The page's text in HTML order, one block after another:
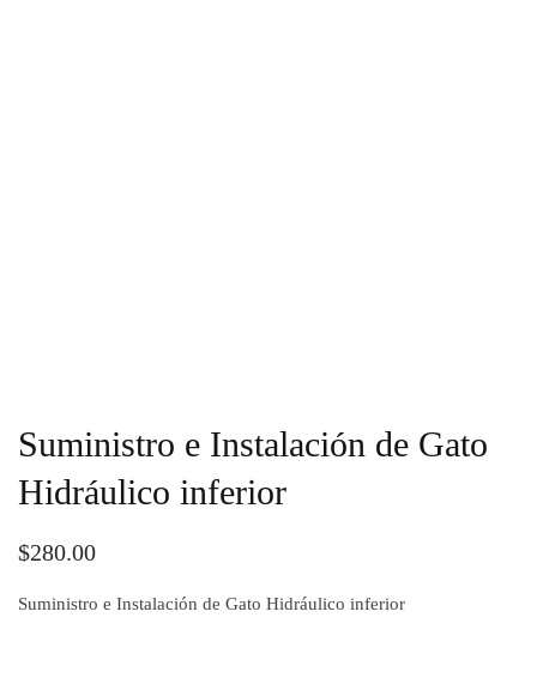
Suministro e Instalación de Gato
Hidráulico inferior
$280.00
Suministro e Instalación de Gato Hidráulico inferior